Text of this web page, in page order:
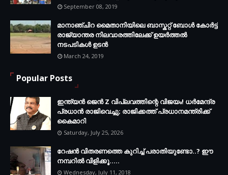
September 08, 2019
മാനാഞ്ചിറ മൈതാനിയിലെ ബാസ്കറ്റ് ബോള്‍ കോര്‍ട്ട്
രാജ്യാന്തര നിലവാരത്തിലേക്ക് ഉയര്‍ത്തൽ
നടപടികള്‍ ഉടന്‍
March 24, 2019
Popular Posts
ഇന്ത്യൻ ജെൻ Z വിപ്ലവത്തിന്റെ വിജയം! ധർമേന്ദ്ര
പ്രധാൻ രാജിവെച്ചു; രാജിക്കത്ത് പ്രധാനമന്ത്രിക്ക്
കൈമാറി
Saturday, July 25, 2026
റേഷൻ വിതരണത്തെ കുറിച്ച് പരാതിയുണ്ടോ..? ഈ
നമ്പറില്‍ വിളിക്കൂ.....
Wednesday, July 11, 2018